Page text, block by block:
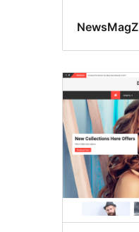
NewsMagZ